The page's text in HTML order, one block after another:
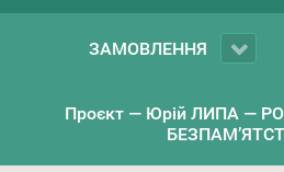
ЗАМОВЛЕННЯ
Проєкт — Юрій ЛИПА —